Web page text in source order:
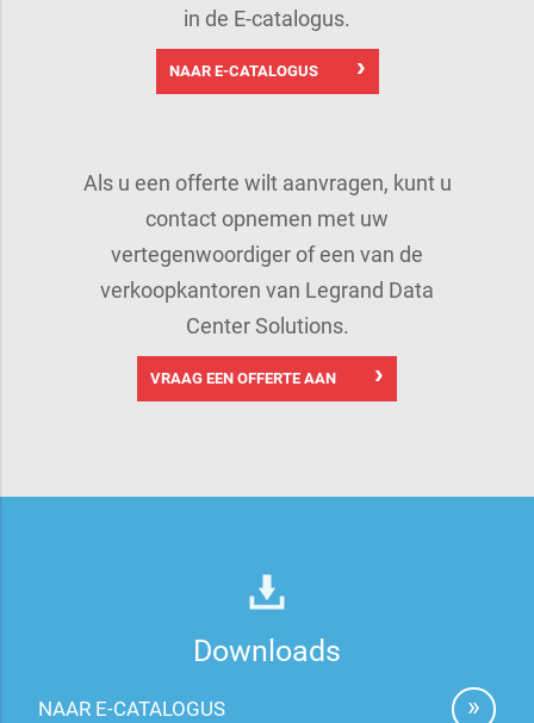
in de E-catalogus.
NAAR E-CATALOGUS
Als u een offerte wilt aanvragen, kunt u
contact opnemen met uw
vertegenwoordiger of een van de
verkoopkantoren van Legrand Data
Center Solutions.
VRAAG EEN OFFERTE AAN
Downloads
NAAR E-CATALOGUS